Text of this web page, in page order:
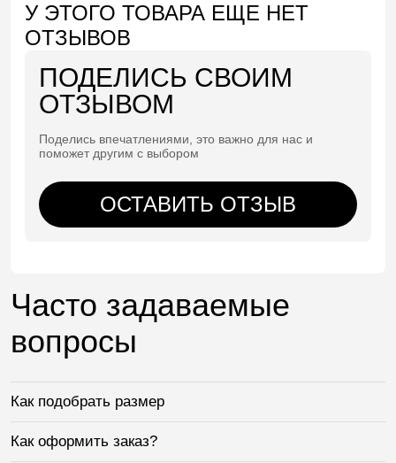
У ЭТОГО ТОВАРА ЕЩЕ НЕТ
ОТЗЫВОВ
ПОДЕЛИСЬ СВОИМ
ОТЗЫВОМ
Поделись впечатлениями, это важно для нас и
поможет другим с выбором
ОСТАВИТЬ ОТЗЫВ
Часто задаваемые
вопросы
Как подобрать размер
Как оформить заказ?